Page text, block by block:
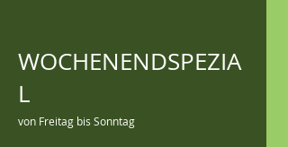
WOCHENENDSPEZIA
L
von Freitag bis Sonntag